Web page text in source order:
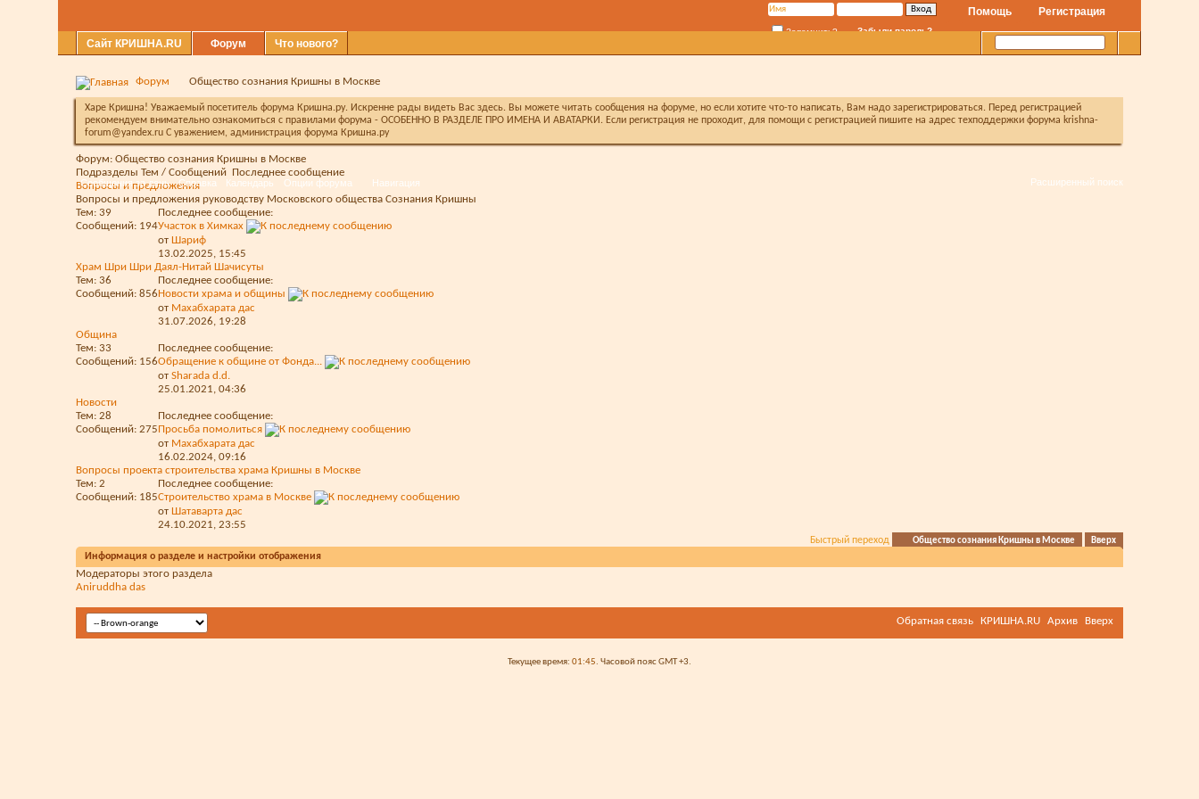
Регистрация
Помощь
Запомнить? Забыли пароль?
Сайт КРИШНА.RU Форум
Сообщения за день Справка Календарь Опции форума Навигация
Что нового?
Расширенный поиск
Форум Общество сознания Кришны в Москве
Харе Кришна! Уважаемый посетитель форума Кришна.ру. Искренне рады видеть Вас здесь. Вы можете читать сообщения на форуме, но если хотите что-то написать, Вам надо зарегистрироваться. Перед регистрацией
рекомендуем внимательно ознакомиться с правилами форума - ОСОБЕННО В РАЗДЕЛЕ ПРО ИМЕНА И АВАТАРКИ. Если регистрация не проходит, для помощи с регистрацией пишите на адрес техподдержки форума krishna-
forum@yandex.ru С уважением, администрация форума Кришна.ру
Форум: Общество сознания Кришны в Москве
Подразделы Тем / Сообщений Последнее сообщение
Вопросы и предложения
Вопросы и предложения руководству Московского общества Сознания Кришны
Тем: 39
Сообщений: 194
Последнее сообщение:
Участок в Химках
от Шариф
13.02.2025, 15:45
Храм Шри Шри Даял-Нитай Шачисуты
Тем: 36
Сообщений: 856
Последнее сообщение:
Новости храма и общины
от Махабхарата дас
31.07.2026, 19:28
Община
Тем: 33
Сообщений: 156
Последнее сообщение:
Обращение к общине от Фонда...
от Sharada d.d.
25.01.2021, 04:36
Новости
Тем: 28
Сообщений: 275
Последнее сообщение:
Просьба помолиться
от Махабхарата дас
16.02.2024, 09:16
Вопросы проекта строительства храма Кришны в Москве
Тем: 2
Сообщений: 185
Последнее сообщение:
Строительство храма в Москве
от Шатаварта дас
24.10.2021, 23:55
Быстрый переход Общество сознания Кришны в Москве Вверх
Информация о разделе и настройки отображения
Модераторы этого раздела
Aniruddha das
Обратная связь КРИШНА.RU Архив Вверх
Текущее время: 01:45. Часовой пояс GMT +3.